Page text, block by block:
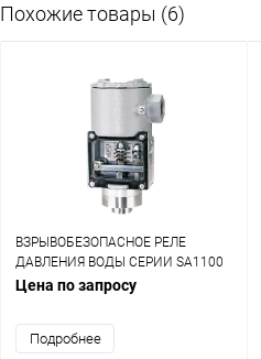
Похожие товары (6)
ВЗРЫВОБЕЗОПАСНОЕ РЕЛЕ
ДАВЛЕНИЯ ВОДЫ СЕРИИ SA1100
Цена по запросу
Подробнее